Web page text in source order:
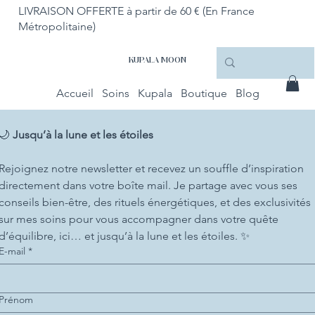
LIVRAISON OFFERTE à partir de 60 € (En France
Métropolitaine)
Accueil Soins Kupala Boutique Blog
KUPALA MOON
Jusqu’à la lune et les étoiles
notre newsletter et recevez un souffle d’inspiration
dans votre boîte mail. Je partage avec vous ses
bien-être, des rituels énergétiques, et des exclusivités
mes soins pour vous accompagner dans votre quête
ici… et jusqu’à la lune et les étoiles. ✨
mail *